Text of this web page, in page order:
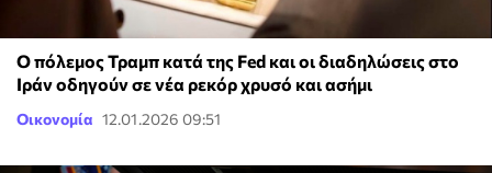
Ο πόλεμος Τραμπ κατά της Fed και οι διαδηλώσεις στο
Ιράν οδηγούν σε νέα ρεκόρ χρυσό και ασήμι
Οικονομία 12.01.2026 09:51